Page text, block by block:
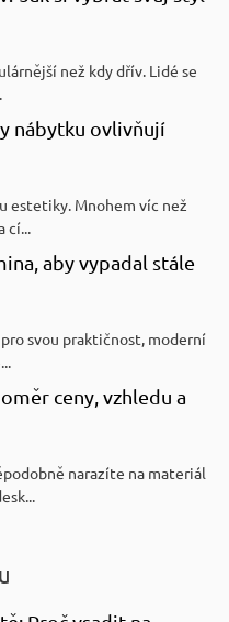
než kdy dřív. Lidé se
nábytku ovlivňují
estetiky. Mnohem víc než
cí...
aby vypadal stále
svou praktičnost, moderní
ceny, vzhledu a
narazíte na materiál